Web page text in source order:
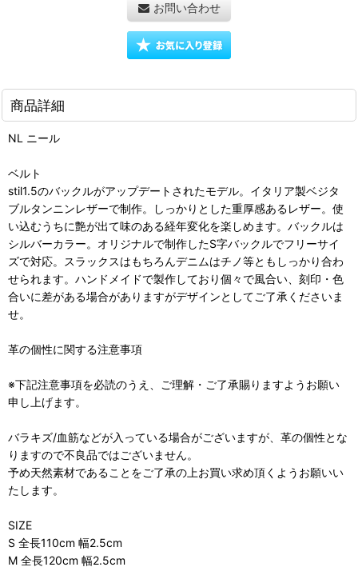
お問い合わせ
商品詳細
NL ニール
ベルト
stil1.5のバックルがアップデートされたモデル。イタリア製ベジタ
ブルタンニンレザーで制作。しっかりとした重厚感あるレザー。使
い込むうちに艶が出て味のある経年変化を楽しめます。バックルは
シルバーカラー。オリジナルで制作したS字バックルでフリーサイ
ズで対応。スラックスはもちろんデニムはチノ等ともしっかり合わ
せられます。ハンドメイドで製作しており個々で風合い、刻印・色
合いに差がある場合がありますがデザインとしてご了承くださいま
せ。
革の個性に関する注意事項
※下記注意事項を必読のうえ、ご理解・ご了承賜りますようお願い
申し上げます。
バラキズ/血筋などが入っている場合がございますが、革の個性とな
りますので不良品ではございません。
予め天然素材であることをご了承の上お買い求め頂くようお願いい
たします。
SIZE
S 全長110cm 幅2.5cm
M 全長120cm 幅2.5cm